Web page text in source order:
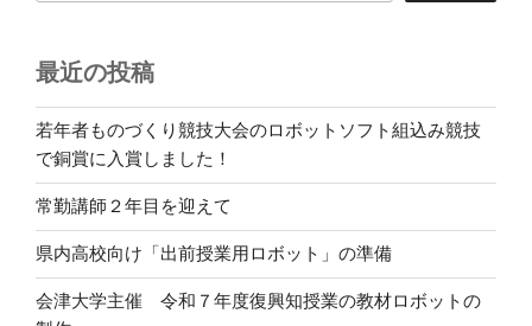
最近の投稿
若年者ものづくり競技大会のロボットソフト組込み競技
で銅賞に入賞しました！
常勤講師２年目を迎えて
県内高校向け「出前授業用ロボット」の準備
会津大学主催 令和７年度復興知授業の教材ロボットの